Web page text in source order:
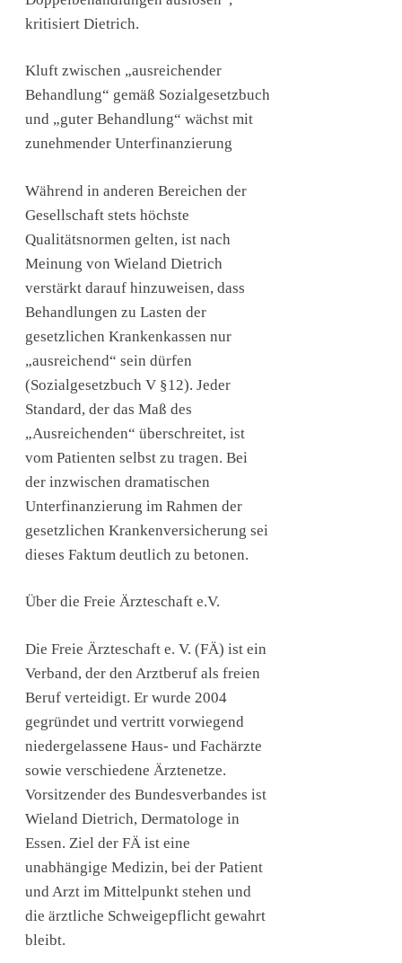
kritisiert Dietrich.
Kluft zwischen „ausreichender
Behandlung“ gemäß Sozialgesetzbuch
und „guter Behandlung“ wächst mit
zunehmender Unterfinanzierung
Während in anderen Bereichen der
Gesellschaft stets höchste
Qualitätsnormen gelten, ist nach
Meinung von Wieland Dietrich
verstärkt darauf hinzuweisen, dass
Behandlungen zu Lasten der
gesetzlichen Krankenkassen nur
„ausreichend“ sein dürfen
(Sozialgesetzbuch V §12). Jeder
Standard, der das Maß des
„Ausreichenden“ überschreitet, ist
vom Patienten selbst zu tragen. Bei
der inzwischen dramatischen
Unterfinanzierung im Rahmen der
gesetzlichen Krankenversicherung sei
dieses Faktum deutlich zu betonen.
Über die Freie Ärzteschaft e.V.
Die Freie Ärzteschaft e. V. (FÄ) ist ein
Verband, der den Arztberuf als freien
Beruf verteidigt. Er wurde 2004
gegründet und vertritt vorwiegend
niedergelassene Haus- und Fachärzte
sowie verschiedene Ärztenetze.
Vorsitzender des Bundesverbandes ist
Wieland Dietrich, Dermatologe in
Essen. Ziel der FÄ ist eine
unabhängige Medizin, bei der Patient
und Arzt im Mittelpunkt stehen und
die ärztliche Schweigepflicht gewahrt
bleibt.